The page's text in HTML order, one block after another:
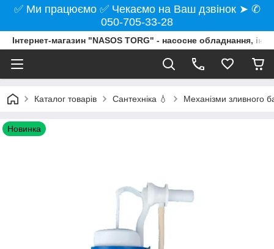
✅ Ми працюємо ✅ Чекаємо на Ваш дзвінок ➤ ✆
050-705-33-28
Інтернет-магазин "NASOS TORG" - насосне обладнання,
Каталог товарів Сантехніка 💧 Механізми зливного
Новинка